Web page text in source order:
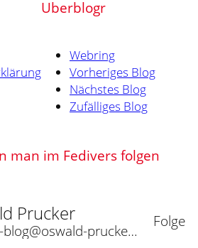
Uberblogr
Webring
Vorheriges Blog
Nächstes Blog
Zufälliges Blog
man im Fedivers folgen
Prucker
@ossis-blog@oswald-prucker.de
Folge